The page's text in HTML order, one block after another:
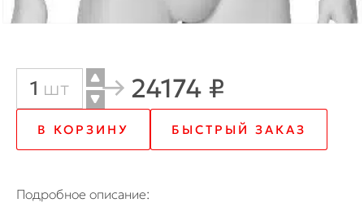
Количество
C-
шт 24174 ₽
В КОРЗИНУ БЫСТРЫЙ ЗАКАЗ
Подробное описание